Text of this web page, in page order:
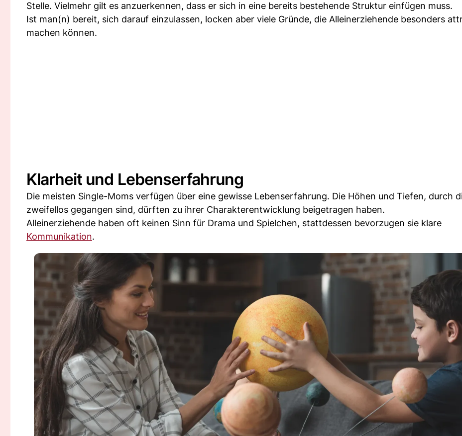
Stelle. Vielmehr gilt es anzuerkennen, dass er sich in eine bereits bestehende Struktur einfügen muss.
Ist man(n) bereit, sich darauf einzulassen, locken aber viele Gründe, die Alleinerziehende besonders
machen können.
Klarheit und Lebenserfahrung
Die meisten Single-Moms verfügen über eine gewisse Lebenserfahrung. Die Höhen und Tiefen, durch
zweifellos gegangen sind, dürften zu ihrer Charakterentwicklung beigetragen haben.
Alleinerziehende haben oft keinen Sinn für Drama und Spielchen, stattdessen bevorzugen sie klare
Kommunikation.